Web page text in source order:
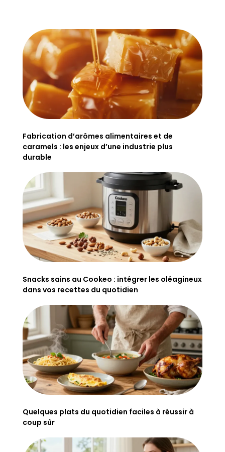
Fabrication d’arômes alimentaires et de
caramels : les enjeux d’une industrie plus
durable
Snacks sains au Cookeo : intégrer les oléagineux
dans vos recettes du quotidien
Quelques plats du quotidien faciles à réussir à
coup sûr